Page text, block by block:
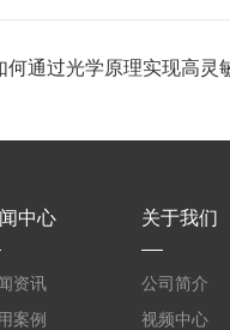
何通过光学原理实现高灵
中心
资讯
案例
关于我们
公司简介
视频中心